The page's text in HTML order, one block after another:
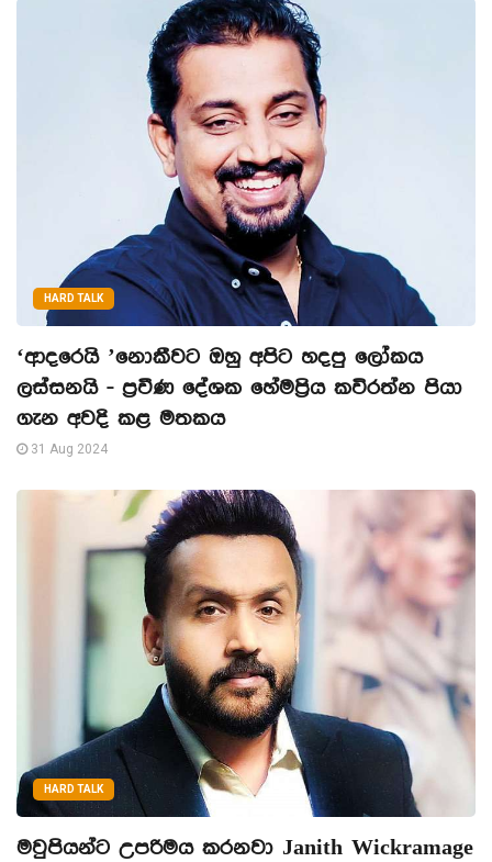
HARD TALK
‘ආදරෙයි ’නොකීවට ඔහු අපිට හදපු ලෝකය
ලස්සනයි - ප්‍රවීණ දේශක හේමප්‍රිය කවිරත්න පියා
ගැන අවදි කළ මතකය
31 Aug 2024
HARD TALK
මවුපියන්ට උපරිමය කරනවා Janith Wickramage